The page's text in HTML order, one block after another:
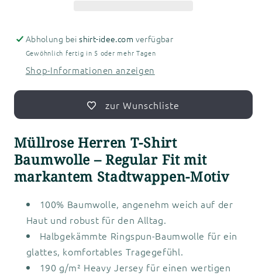
Abholung beishirt-idee.com verfügbar
Gewöhnlich fertig in 5 oder mehr Tagen
Shop-Informationen anzeigen
zur Wunschliste
Müllrose Herren T-Shirt
Baumwolle – Regular Fit mit
markantem Stadtwappen-Motiv
100% Baumwolle, angenehm weich auf der
Haut und robust für den Alltag.
Halbgekämmte Ringspun-Baumwolle für ein
glattes, komfortables Tragegefühl.
190 g/m² Heavy Jersey für einen wertigen